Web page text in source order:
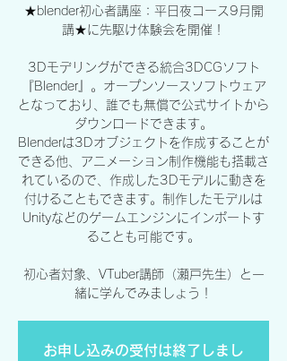
★blender初心者講座：平日夜コース9月開
講★に先駆け体験会を開催！
3Dモデリングができる統合3DCGソフト
『Blender』。オープンソースソフトウェア
となっており、誰でも無償で公式サイトから
ダウンロードできます。
Blenderは3Dオブジェクトを作成することが
できる他、アニメーション制作機能も搭載さ
れているので、作成した3Dモデルに動きを
付けることもできます。制作したモデルは
Unityなどのゲームエンジンにインポートす
ることも可能です。
初心者対象、VTuber講師（瀬戸先生）と一
緒に学んでみましょう！
お申し込みの受付は終了しまし